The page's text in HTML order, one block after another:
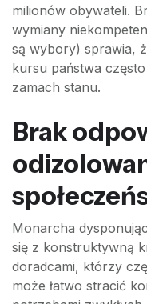
milionów obywateli.
wymiany
są wybory) sprawia,
kursu państwa
zamach stanu.
Brak
Monarcha
się z konstruktywną
doradcami, którzy
może łatwo stracić